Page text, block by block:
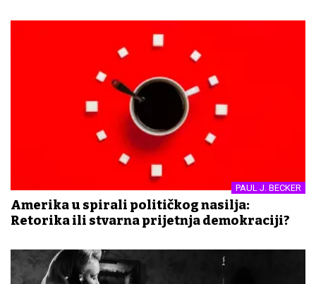
PAUL J. BECKER
Amerika u spirali političkog nasilja:
Retorika ili stvarna prijetnja demokraciji?